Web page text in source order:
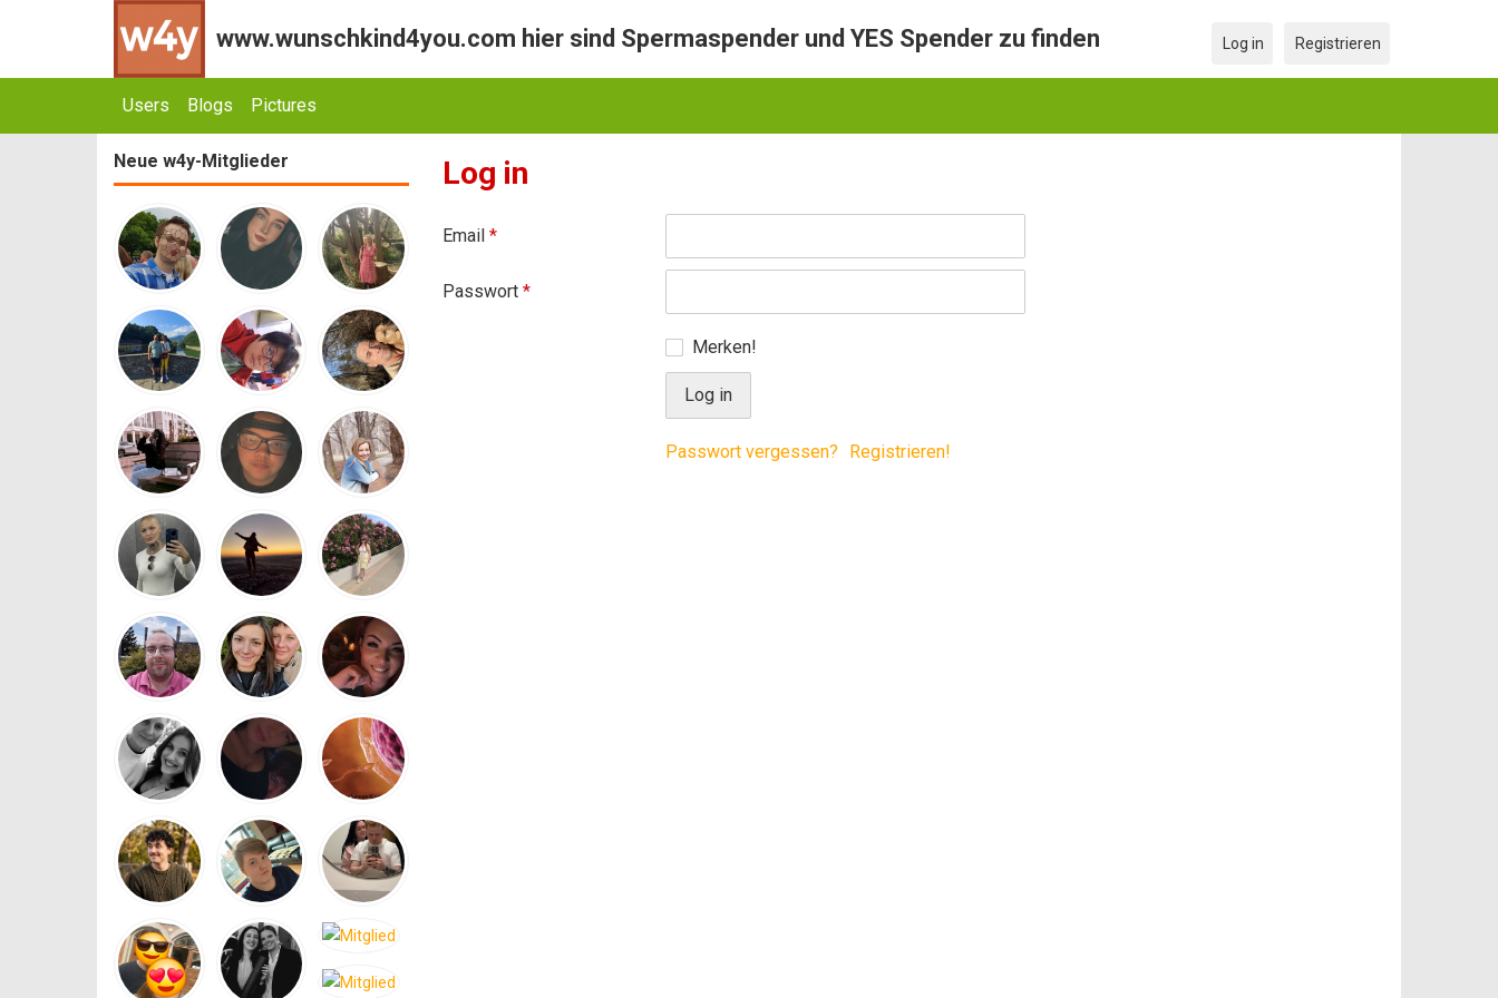
www.wunschkind4you.com hier sind Spermaspender und YES Spender zu finden
Users Blogs Pictures
Log in Registrieren
Neue w4y-Mitglieder Log in
Email *
Passwort *
Merken!
Passwort vergessen? Registrieren!